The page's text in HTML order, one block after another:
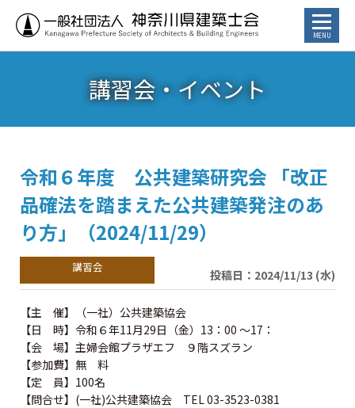
お知らせ
トピックス
講習会・イベント
⾏政からのお知らせ
カレンダー
建築士／建築士を目指す方へ
資格試験情報
⼀級建築⼠試験について
講習会・イベント
令和６年度 公共建築研究会 「改正
品確法を踏まえた公共建築発注のあ
り方」（2024/11/29）
投稿日：2024/11/13 (水)
【主 催】（一社）公共建築協会
【日 時】令和６年11月29日（金）13：00 ～17：
【会 場】主婦会館プラザエフ ９階スズラン
【参加費】無 料
【定 員】100名
【問合せ】(一社)公共建築協会 TEL 03-3523-0381